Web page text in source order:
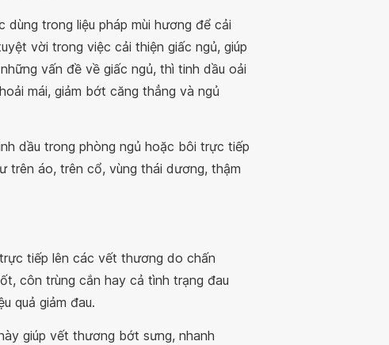
trong liệu pháp mùi hương để cải
vời trong việc cải thiện giấc ngủ, giúp
vấn đề về giấc ngủ, thì tinh dầu oải
mái, giảm bớt căng thẳng và ngủ
dầu trong phòng ngủ hoặc bôi trực tiếp
trên áo, trên cổ, vùng thái dương, thậm
tiếp lên các vết thương do chấn
côn trùng cắn hay cả tình trạng đau
quả giảm đau.
giúp vết thương bớt sưng, nhanh